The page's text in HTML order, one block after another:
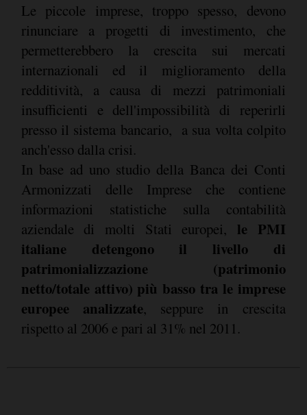
Le piccole imprese, troppo spesso, devono
rinunciare a progetti di investimento, che
permetterebbero la crescita sui mercati
internazionali ed il miglioramento della
redditività, a causa di mezzi patrimoniali
insufficienti e dell'impossibilità di reperirli
presso il sistema bancario, a sua volta colpito
anch'esso dalla crisi.
In base ad uno studio della Banca dei Conti
Armonizzati delle Imprese che contiene
informazioni statistiche sulla contabilità
aziendale di molti Stati europei, le PMI
italiane detengono il livello di
patrimonializzazione (patrimonio
netto/totale attivo) più basso tra le imprese
europee analizzate, seppure in crescita
rispetto al 2006 e pari al 31% nel 2011.